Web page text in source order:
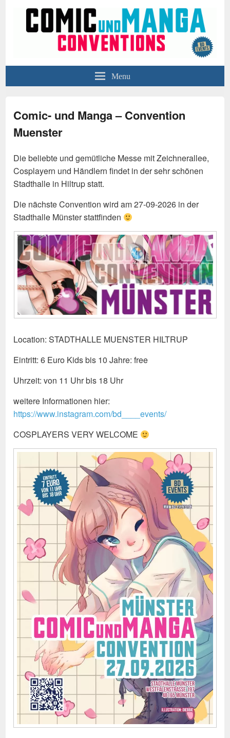
BD-Events Menu
Comic- und Manga – Convention
Muenster
Die beliebte und gemütliche Messe mit Zeichnerallee,
Cosplayern und Händlern findet in der sehr schönen
Stadthalle in Hiltrup statt.
Die nächste Convention wird am 27-09-2026 in der
Stadthalle Münster stattfinden
Location: STADTHALLE MUENSTER HILTRUP
Eintritt: 6 Euro Kids bis 10 Jahre: free
Uhrzeit: von 11 Uhr bis 18 Uhr
weitere Informationen hier:
https://www.instagram.com/bd____events/
COSPLAYERS VERY WELCOME